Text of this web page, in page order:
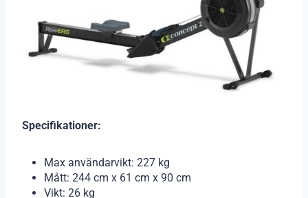
Specifikationer:
Max användarvikt: 227 kg
Mått: 244 cm x 61 cm x 90 cm
Vikt: 26 kg